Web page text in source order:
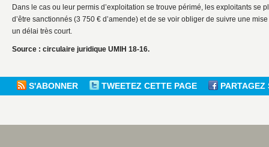
Dans le cas ou leur permis d’exploitation se trouve périmé, les exploitants se
d’être sanctionnés (3 750 € d’amende) et de se voir obliger de suivre une
un délai très court.
Source : circulaire juridique UMIH 18-16.
S'ABONNER TWEETEZ CETTE PAGE PARTAGEZ